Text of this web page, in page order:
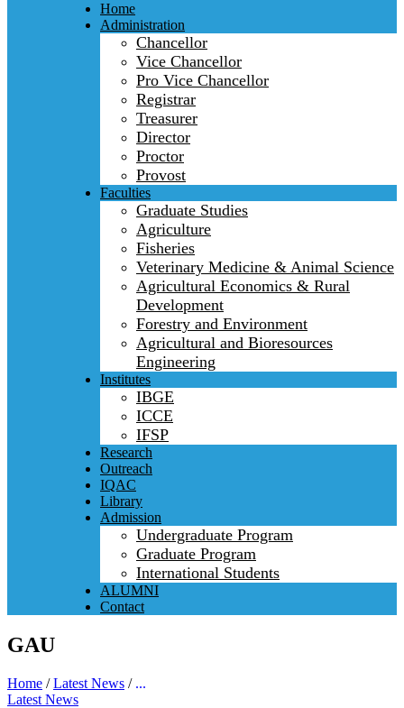
Home
Administration
Chancellor
Vice Chancellor
Pro Vice Chancellor
Registrar
Treasurer
Director
Proctor
Provost
Faculties
Graduate Studies
Agriculture
Fisheries
Veterinary Medicine & Animal Science
Agricultural Economics & Rural
Development
Forestry and Environment
Agricultural and Bioresources
Engineering
Institutes
IBGE
ICCE
IFSP
Research
Outreach
IQAC
Library
Admission
Undergraduate Program
Graduate Program
International Students
ALUMNI
Contact
GAU
Home /Latest News / ...
Latest News